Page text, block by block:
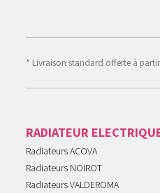
* Livraison standard offerte à
RADIATEUR
Radiateurs ACOVA
Radiateurs NOIROT
Radiateurs VALDEROMA